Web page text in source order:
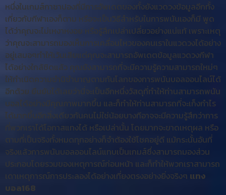
หนึ่งในเกมส์กาชาปองที่มีการอัพเดตของทั้งยังแวดวงข้อมูลอีกทั้ง
เกี่ยวกับกีฬาเองก็ตาม หรือจะเป็นวิธีสำหรับในการพนันเองก็มี พูด
ได้ว่าคุณจะไม่เหงาหงอย หรือรู้สึกเปล่าเปลี่ยวอย่างแน่แท้ เพราะเหตุ
ว่าคุณจะสามารถมองเห็นการเคลื่อนไหวของคนเราในแวดวงได้อย่าง
อยู่เสมอๆทำให้เว้นเสียแต่คุณจะสามารถอัพเดตข้อมูลแวดวงกีฬา
ได้อย่างใกล้ชิดแล้ว คุณยังสามารถที่จะมีความรู้ความสามารถใหม่ๆ
ให้กำเนิดความชำนิชำนาญตามทันโลกของการพนันบอลออนไลน์ได้
อีกด้วย ยืนยันได้เลยว่านี่จะเป็นอีกหนึ่งวัสดุที่ทำให้ท่านสามารถพนัน
บอลได้อย่างมีคุณภาพมากขึ้น และก็ทำให้ท่านสามารถที่จะเก็งกำไร
ได้มากขึ้นอีกสิ่งเดียวกันคนไม่ใช่น้อยบางทีอาจจะมีความรู้สึกว่าการ
ที่พวกเราได้โอกาสแทงได้ หรือเปล่านั้น โดยมากจะขาดเหตุผล หรือ
ตามที่เป็นจริงทั้งหมดทุกอย่างก็จำต้องใช้โชคอยู่ดี แม้กระนั้นอันที่
จริงแล้วการพนันบอลออนไลน์แทบเป็นเกมส์ซึ่งสามารถมองส่วน
ประกอบโดยรวมของเหตุการณ์ก่อนหน้า และก็ทำให้พวกเราสามารถ
เดาเหตุการณ์การประลองได้อย่างเที่ยงตรงอย่างยิ่งจริงๆ แทง
บอล168